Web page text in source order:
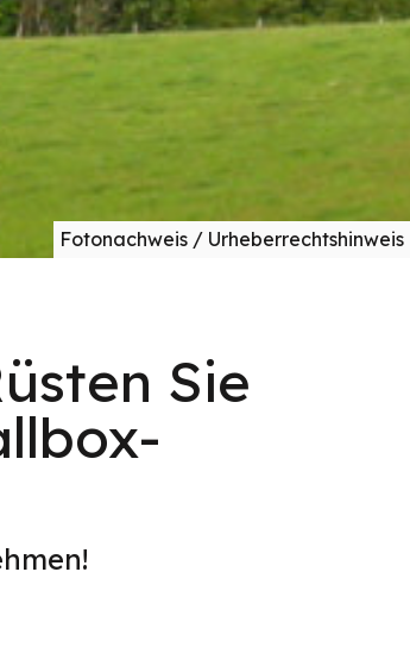
Fotonachweis / Urheberrechtshinweis
Sie